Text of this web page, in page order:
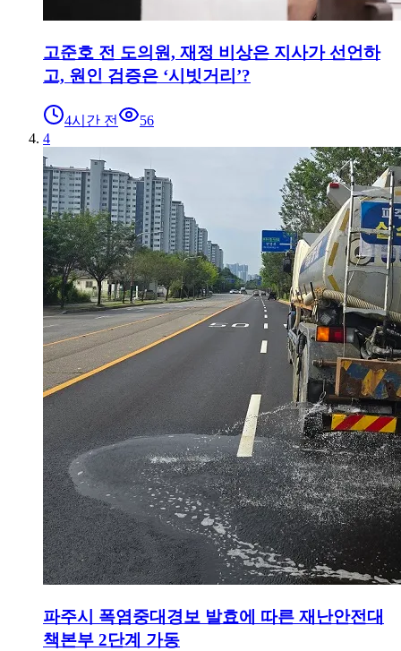
고준호 전 도의원, 재정 비상은 지사가 선언하
고, 원인 검증은 ‘시빗거리’?
4시간 전
56
4
파주시 폭염중대경보 발효에 따른 재난안전대
책본부 2단계 가동